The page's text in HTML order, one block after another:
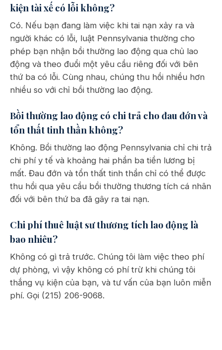
kiện tài xế có lỗi không?
Có. Nếu bạn đang làm việc khi tai nạn xảy ra và
người khác có lỗi, luật Pennsylvania thường cho
phép bạn nhận bồi thường lao động qua chủ lao
động và theo đuổi một yêu cầu riêng đối với bên
thứ ba có lỗi. Cùng nhau, chúng thu hồi nhiều hơn
nhiều so với chỉ bồi thường lao động.
Bồi thường lao động có chi trả cho đau đớn và
tổn thất tinh thần không?
Không. Bồi thường lao động Pennsylvania chỉ chi trả
chi phí y tế và khoảng hai phần ba tiền lương bị
mất. Đau đớn và tổn thất tinh thần chỉ có thể được
thu hồi qua yêu cầu bồi thường thương tích cá nhân
đối với bên thứ ba đã gây ra tai nạn.
Chi phí thuê luật sư thương tích lao động là
bao nhiêu?
Không có gì trả trước. Chúng tôi làm việc theo phí
dự phòng, vì vậy không có phí trừ khi chúng tôi
thắng vụ kiện của bạn, và tư vấn của bạn luôn miễn
phí. Gọi (215) 206-9068.